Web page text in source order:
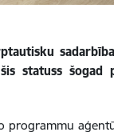
statuss šogad
programmu